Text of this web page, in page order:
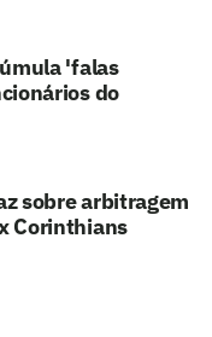
'falas
do
sobre arbitragem
Corinthians